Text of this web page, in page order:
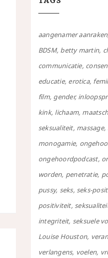
aangenamer aanraken
BDSM betty martin
communicatie
educatie erotica
film gender
kink lichaam
seksualiteit massage
monogamie
ongehoordpodcast
worden penetratie
pussy seks seks-
positiviteit
integriteit seksuele
Louise Houston
verlangens voelen